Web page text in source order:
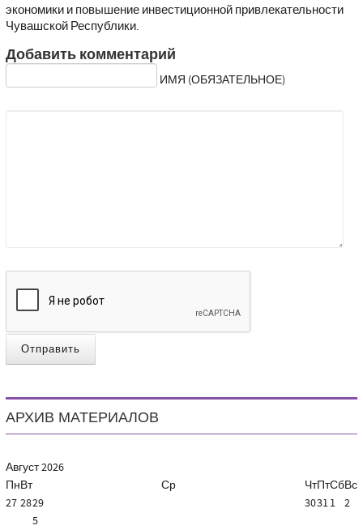
экономики и повышение инвестиционной привлекательности
Чувашской Республики.
Добавить комментарий
ИМЯ (ОБЯЗАТЕЛЬНОЕ)
Отправить
АРХИВ МАТЕРИАЛОВ
Август2026
ПнВт Ср ЧтПтСбВс
27 2829 30311 2
5